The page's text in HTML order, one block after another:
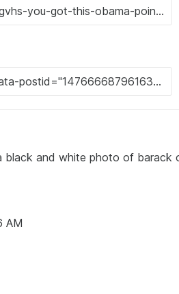
black and white photo of barack
AM